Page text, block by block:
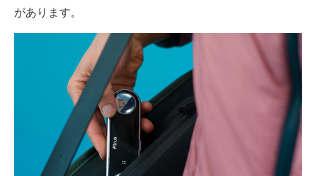
があります。